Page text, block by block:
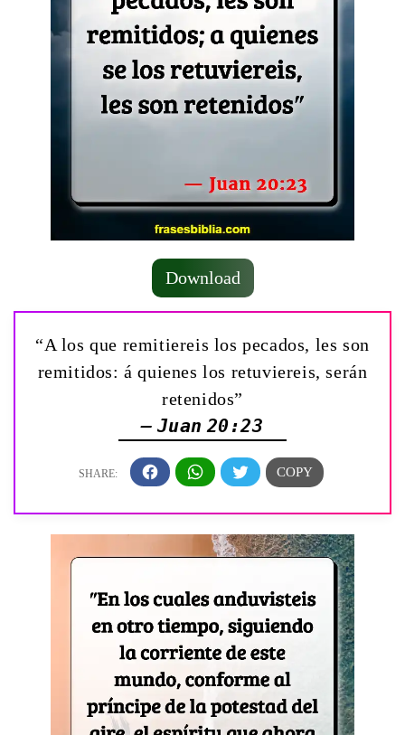
Download
“A los que remitiereis los pecados, les son
remitidos: á quienes los retuviereis, serán
retenidos”
— Juan 20:23